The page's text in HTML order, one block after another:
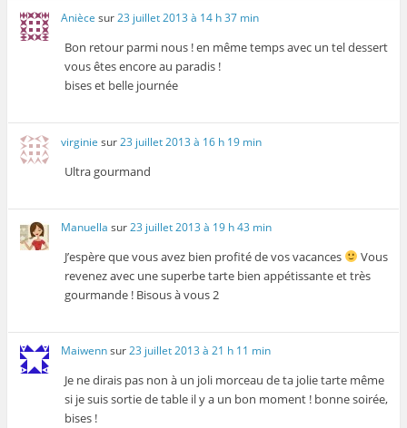
Anièce sur23 juillet 2013 à 14 h 37 min
Bon retour parmi nous ! en même temps avec un tel dessert
vous êtes encore au paradis !
bises et belle journée
virginie sur23 juillet 2013 à 16 h 19 min
Ultra gourmand
Manuella sur23 juillet 2013 à 19 h 43 min
J’espère que vous avez bien profité de vos vacances
Vous
revenez avec une superbe tarte bien appétissante et très
gourmande ! Bisous à vous 2
Maiwennsur23 juillet 2013 à 21 h 11 min
Je ne dirais pas non à un joli morceau de ta jolie tarte même
si je suis sortie de table il y a un bon moment ! bonne soirée,
bises !